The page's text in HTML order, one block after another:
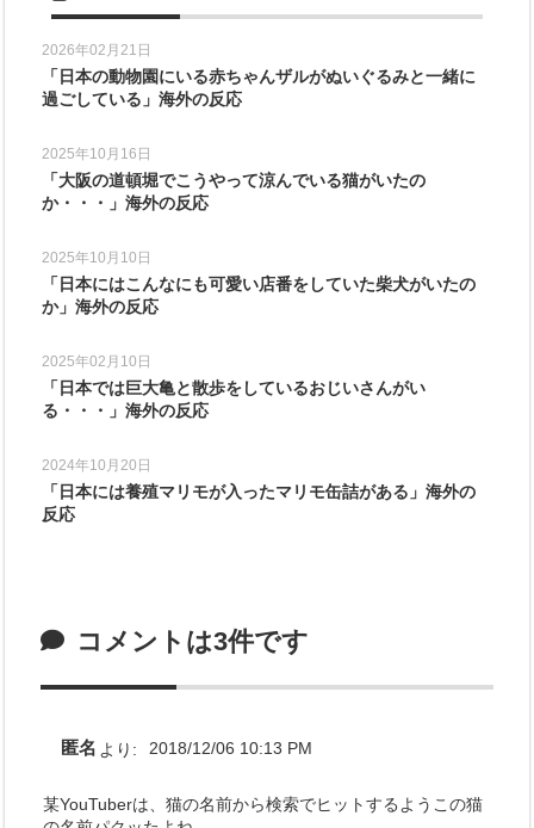
2026年02月21日
「日本の動物園にいる赤ちゃんザルがぬいぐるみと一緒に
過ごしている」海外の反応
2025年10月16日
「大阪の道頓堀でこうやって涼んでいる猫がいたの
か・・・」海外の反応
2025年10月10日
「日本にはこんなにも可愛い店番をしていた柴犬がいたの
か」海外の反応
2025年02月10日
「日本では巨大亀と散歩をしているおじいさんがい
る・・・」海外の反応
2024年10月20日
「日本には養殖マリモが入ったマリモ缶詰がある」海外の
反応
コメントは3件です
匿名 より: 2018/12/06 10:13 PM
某YouTuberは、猫の名前から検索でヒットするようこの猫